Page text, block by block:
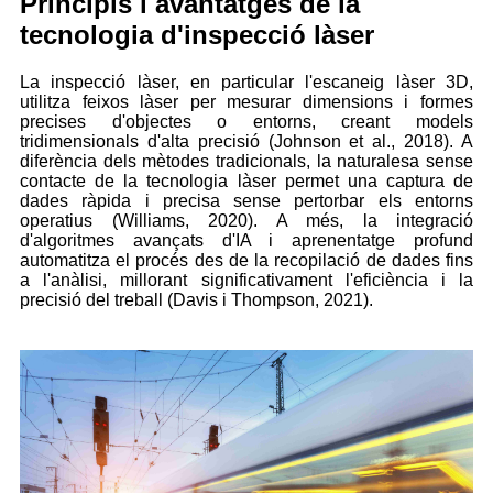
tecnologia d'inspecció làser
La inspecció làser, en particular l'escaneig làser 3D,
utilitza feixos làser per mesurar dimensions i formes
precises d'objectes o entorns, creant models
tridimensionals d'alta precisió (Johnson et al., 2018). A
diferència dels mètodes tradicionals, la naturalesa sense
contacte de la tecnologia làser permet una captura de
dades ràpida i precisa sense pertorbar els entorns
operatius (Williams, 2020). A més, la integració
d'algoritmes avançats d'IA i aprenentatge profund
automatitza el procés des de la recopilació de dades fins
a l'anàlisi, millorant significativament l'eficiència i la
precisió del treball (Davis i Thompson, 2021).